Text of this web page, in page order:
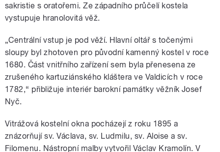
sakristie s oratořemi. Ze západního průčelí kostela
vystupuje hranolovitá věž.
„Centrální vstup je pod věží. Hlavní oltář s točenými
sloupy byl zhotoven pro původní kamenný kostel v roce
1680. Část vnitřního zařízení sem byla přenesena ze
zrušeného kartuziánského kláštera ve Valdicích v roce
1782,“ přibližuje interiér barokní památky věžník Josef
Nyč.
Vitrážová kostelní okna pocházejí z roku 1895 a
znázorňují sv. Václava, sv. Ludmilu, sv. Aloise a sv.
Filomenu. Nástropní malby vytvořil Václav Kramolín. V